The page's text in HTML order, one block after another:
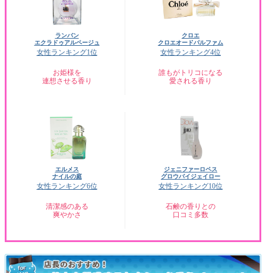
ランバン
エクラドゥアルページュ
女性ランキング1位
お姫様を
連想させる香り
クロエ
クロエオードパルファム
女性ランキング4位
誰もがトリコになる
愛される香り
エルメス
ナイルの庭
女性ランキング6位
清潔感のある
爽やかさ
ジェニファーロペス
グロウバイジェイロー
女性ランキング10位
石鹸の香りとの
口コミ多数